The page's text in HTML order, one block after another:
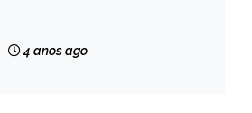
4 anos ago